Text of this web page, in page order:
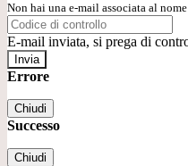
Non hai una e-mail associata al
E-mail inviata, si prega di
Errore
Chiudi
Successo
Chiudi